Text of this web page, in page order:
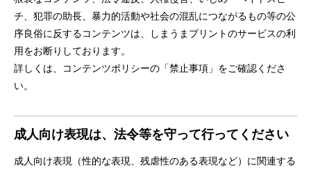
チ、犯罪の助長、暴力的活動や社会の混乱につながるもの等の公
序良俗に反するコンテンツは、しまうまプリントのサービスの利
用をお断りしております。
詳しくは、コンテンツポリシーの「禁止事項」をご確認くださ
い。
成人向け表現は、法令等を守って行ってください
成人向け表現（性的な表現、残虐性のある表現など）に関連する